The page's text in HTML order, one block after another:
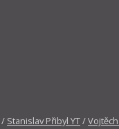
/ Stanislav Přibyl YT/